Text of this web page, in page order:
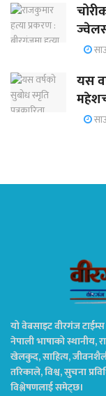
यस
यो वेबसाइट वीरगंज
नेपाली भाषाको स्थानीय,
खेलकुद, साहित्य,
तरिकाले, विश्व, सुचना
विश्लेषणलाई समेट्छ।